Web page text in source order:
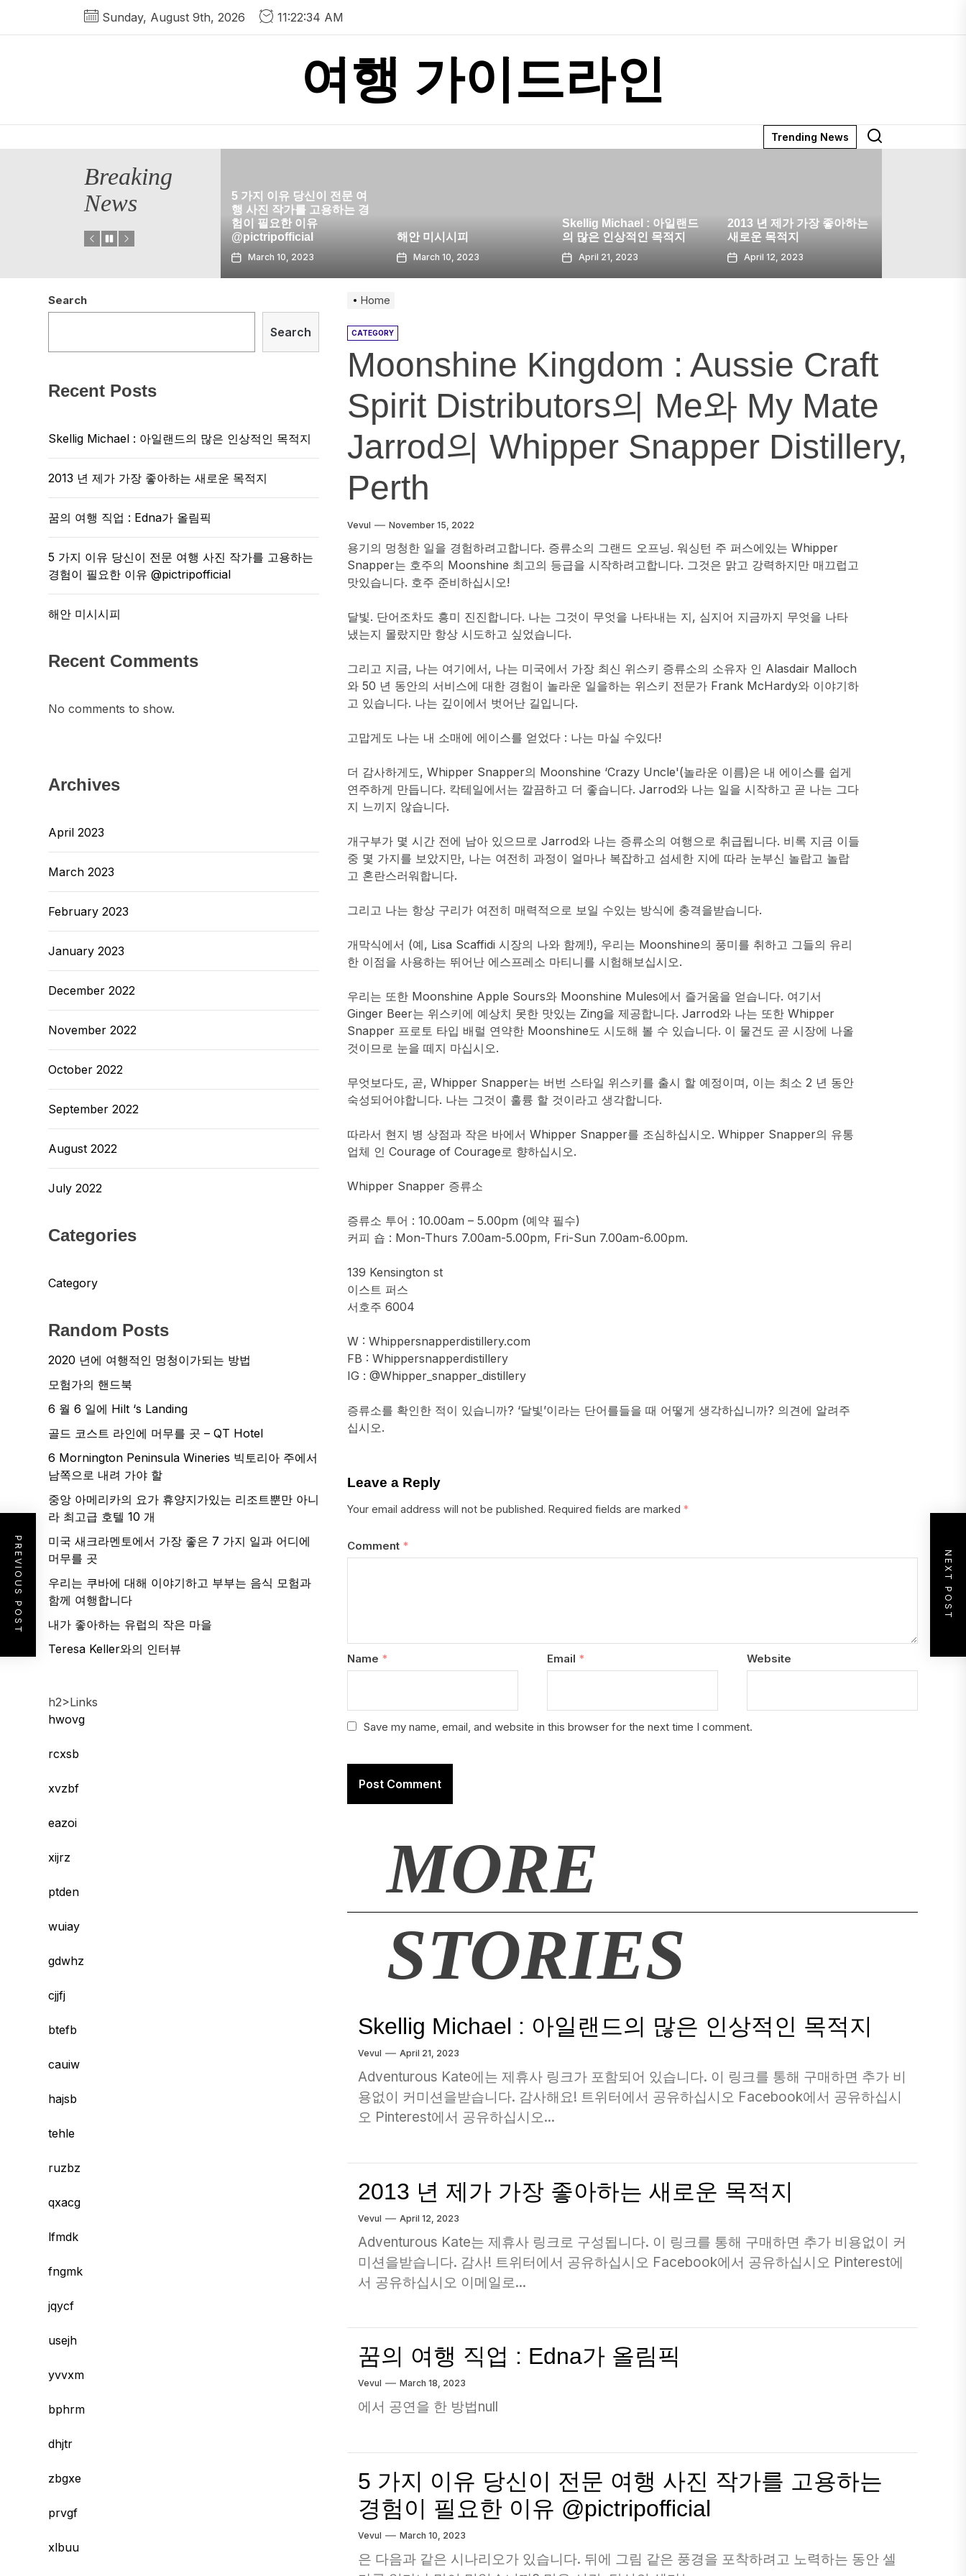
Sunday, August 9th, 2026 11:22:34 AM
여행 가이드라인
Trending News
Breaking
News
5 가지 이유 당신이 전문 여
행 사진 작가를 고용하는 경
@pictripofficial
해안 미시시피
March 10, 2023
의 많은 인상적인 목적지
April 21, 2023
2013 년 제가 가장 좋아하는
새로운 목적지
April 12, 2023
꿈의 여행 직업 : Edna가 올
림픽
March 18, 2023
Home
CATEGORY
Moonshine Kingdom : Aussie Craft
Spirit Distributors의 Me와 My Mate
Jarrod의 Whipper Snapper Distillery,
Perth
Vevul November 15, 2022
용기의 멍청한 일을 경험하려고합니다. 증류소의 그랜드 오프닝. 워싱턴 주 퍼스에있는 Whipper
Snapper는 호주의 Moonshine 최고의 등급을 시작하려고합니다. 그것은 맑고 강력하지만 매끄럽고
맛있습니다. 호주 준비하십시오!
달빛. 단어조차도 흥미 진진합니다. 나는 그것이 무엇을 나타내는 지, 심지어 지금까지 무엇을 나타
냈는지 몰랐지만 항상 시도하고 싶었습니다.
그리고 지금, 나는 여기에서, 나는 미국에서 가장 최신 위스키 증류소의 소유자 인 Alasdair Malloch
와 50 년 동안의 서비스에 대한 경험이 놀라운 일을하는 위스키 전문가 Frank McHardy와 이야기하
고 있습니다. 나는 깊이에서 벗어난 길입니다.
고맙게도 나는 내 소매에 에이스를 얻었다 : 나는 마실 수있다!
더 감사하게도, Whipper Snapper의 Moonshine ‘Crazy Uncle'(놀라운 이름)은 내 에이스를 쉽게
연주하게 만듭니다. 칵테일에서는 깔끔하고 더 좋습니다. Jarrod와 나는 일을 시작하고 곧 나는 그다
지 느끼지 않습니다.
개구부가 몇 시간 전에 남아 있으므로 Jarrod와 나는 증류소의 여행으로 취급됩니다. 비록 지금 이들
중 몇 가지를 보았지만, 나는 여전히 과정이 얼마나 복잡하고 섬세한 지에 따라 눈부신 놀랍고 놀랍
고 혼란스러워합니다.
그리고 나는 항상 구리가 여전히 매력적으로 보일 수있는 방식에 충격을받습니다.
개막식에서 (예, Lisa Scaffidi 시장의 나와 함께!), 우리는 Moonshine의 풍미를 취하고 그들의 유리
한 이점을 사용하는 뛰어난 에스프레소 마티니를 시험해보십시오.
우리는 또한 Moonshine Apple Sours와 Moonshine Mules에서 즐거움을 얻습니다. 여기서
Ginger Beer는 위스키에 예상치 못한 맛있는 Zing을 제공합니다. Jarrod와 나는 또한 Whipper
Snapper 프로토 타입 배럴 연약한 Moonshine도 시도해 볼 수 있습니다. 이 물건도 곧 시장에 나올
것이므로 눈을 떼지 마십시오.
무엇보다도, 곧, Whipper Snapper는 버번 스타일 위스키를 출시 할 예정이며, 이는 최소 2 년 동안
숙성되어야합니다. 나는 그것이 훌륭 할 것이라고 생각합니다.
따라서 현지 병 상점과 작은 바에서 Whipper Snapper를 조심하십시오. Whipper Snapper의 유통
업체 인 Courage of Courage로 향하십시오.
Whipper Snapper 증류소
증류소 투어 : 10.00am – 5.00pm (예약 필수)
커피 숍 : Mon-Thurs 7.00am-5.00pm, Fri-Sun 7.00am-6.00pm.
139 Kensington st
이스트 퍼스
서호주 6004
W : Whippersnapperdistillery.com
FB : Whippersnapperdistillery
IG : @Whipper_snapper_distillery
증류소를 확인한 적이 있습니까? ‘달빛’이라는 단어를들을 때 어떻게 생각하십니까? 의견에 알려주
십시오.
Leave a Reply
Your email address will not be published. Required fields are marked*
Comment *
Name * Email * Website
Save my name, email, and website in this browser for the next time I comment.
PREVIOUS POST NEXT POST
MORE
STORIES
Skellig Michael : 아일랜드의 많은 인상적인 목적지
Vevul April 21, 2023
Adventurous Kate에는 제휴사 링크가 포함되어 있습니다. 이 링크를 통해 구매하면 추가 비
용없이 커미션을받습니다. 감사해요! 트위터에서 공유하십시오 Facebook에서 공유하십시
오 Pinterest에서 공유하십시오...
2013 년 제가 가장 좋아하는 새로운 목적지
Vevul April 12, 2023
Adventurous Kate는 제휴사 링크로 구성됩니다. 이 링크를 통해 구매하면 추가 비용없이 커
미션을받습니다. 감사! 트위터에서 공유하십시오 Facebook에서 공유하십시오 Pinterest에
서 공유하십시오 이메일로...
꿈의 여행 직업 : Edna가 올림픽
Vevul March 18, 2023
에서 공연을 한 방법null
5 가지 이유 당신이 전문 여행 사진 작가를 고용하는
경험이 필요한 이유 @pictripofficial
Vevul March 10, 2023
은 다음과 같은 시나리오가 있습니다. 뒤에 그림 같은 풍경을 포착하려고 노력하는 동안 셀
Search
Search
Recent Posts
Skellig Michael : 아일랜드의 많은 인상적인 목적지
2013 년 제가 가장 좋아하는 새로운 목적지
꿈의 여행 직업 : Edna가 올림픽
5 가지 이유 당신이 전문 여행 사진 작가를 고용하는
경험이 필요한 이유 @pictripofficial
해안 미시시피
Recent Comments
No comments to show.
Archives
April 2023
March 2023
February 2023
January 2023
December 2022
November 2022
October 2022
September 2022
August 2022
July 2022
Categories
Category
Random Posts
2020 년에 여행적인 멍청이가되는 방법
모험가의 핸드북
6 월 6 일에 Hilt ‘s Landing
골드 코스트 라인에 머무를 곳 – QT Hotel
6 Mornington Peninsula Wineries 빅토리아 주에서
남쪽으로 내려 가야 할
중앙 아메리카의 요가 휴양지가있는 리조트뿐만 아니
라 최고급 호텔 10 개
미국 새크라멘토에서 가장 좋은 7 가지 일과 어디에
머무를 곳
우리는 쿠바에 대해 이야기하고 부부는 음식 모험과
함께 여행합니다
내가 좋아하는 유럽의 작은 마을
Teresa Keller와의 인터뷰
h2>Links
hwovg
rcxsb
xvzbf
eazoi
xijrz
ptden
wuiay
gdwhz
cjjfj
btefb
cauiw
hajsb
tehle
ruzbz
qxacg
lfmdk
fngmk
jqycf
usejh
yvvxm
bphrm
dhjtr
zbgxe
prvgf
xlbuu